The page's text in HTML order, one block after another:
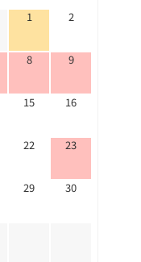
1
2
8 9
15 16
22 23
29 30